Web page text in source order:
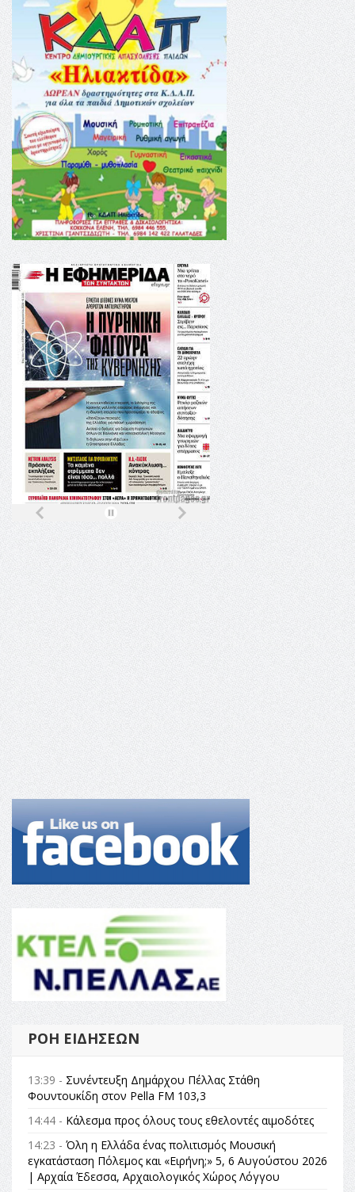
ΡΟΉ ΕΙΔΉΣΕΩΝ
13:39 - Συνέντευξη Δημάρχου Πέλλας Στάθη
Φουντουκίδη στον Pella FM 103,3
14:44 - Κάλεσμα προς όλους τους εθελοντές αιμοδότες
14:23 - Όλη η Ελλάδα ένας πολιτισμός Μουσική
εγκατάσταση Πόλεμος και «Ειρήνη;» 5, 6 Αυγούστου 2026
| Αρχαία Έδεσσα, Αρχαιολογικός Χώρος Λόγγου